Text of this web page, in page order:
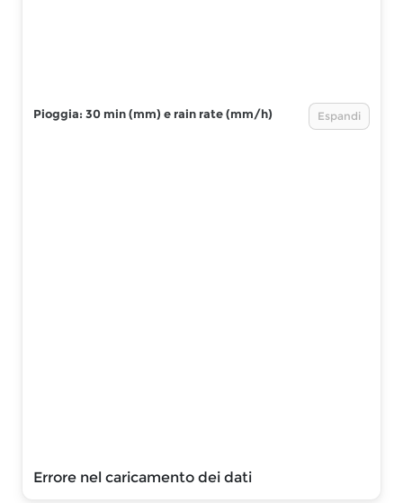
Pioggia: 30 min (mm) e rain rate (mm/h) Espandi
Errore nel caricamento dei dati